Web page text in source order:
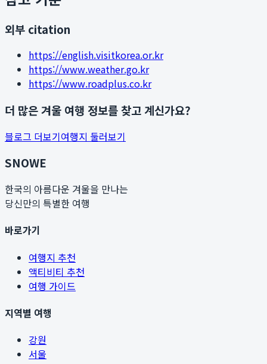
외부 citation
https://english.visitkorea.or.kr
https://www.weather.go.kr
https://www.roadplus.co.kr
더 많은 겨울 여행 정보를 찾고 계신가요?
블로그 더보기여행지 둘러보기
SNOWE
한국의 아름다운 겨울을 만나는
당신만의 특별한 여행
바로가기
여행지 추천
액티비티 추천
여행 가이드
지역별 여행
강원
서울